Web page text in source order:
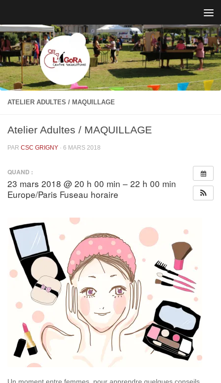
ATELIER ADULTES / MAQUILLAGE
Atelier Adultes / MAQUILLAGE
PAR CSC GRIGNY · 6 MARS 2018
QUAND :
23 mars 2018 @ 20 h 00 min – 22 h 00 min
Europe/Paris Fuseau horaire